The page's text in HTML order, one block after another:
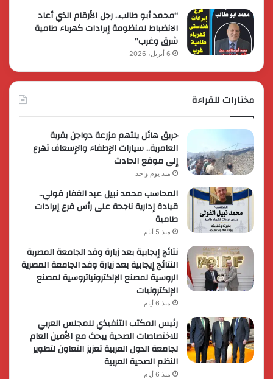
“محمد أبو طالب.. رجل الأرقام الذي أعاد
الانضباط لمنظومة إيرادات كهرباء طامية
شرق وغرب”
6 أبريل، 2026
مختارات للقراءة
حريق هائل يلتهم مزرعة دواجن بقرية
العامرية.. سيارات الإطفاء والإسعاف تهرع
إلى موقع الحادث
منذ يوم واحد
المحاسب محمد نبيل عبد الغفار فولي..
قيادة إدارية ناجحة على رأس فرع إيرادات
طامية
منذ 5 أيام
نتائج إيجابية بعد زيارة وفد الجامعة المصرية
النتائج إيجابية بعد زيارة وفد الجامعة المصرية
الروسية لمصنع الإلكترونياتروسية لمصنع
الإلكترونيات
منذ 6 أيام
رئيس المكتب التنفيذي للمجلس العربي
للاختصاصات الصحية يبحث مع الأمين العام
لجامعة الدول العربية تعزيز التعاون لتطوير
النظم الصحية العربية
منذ 6 أيام